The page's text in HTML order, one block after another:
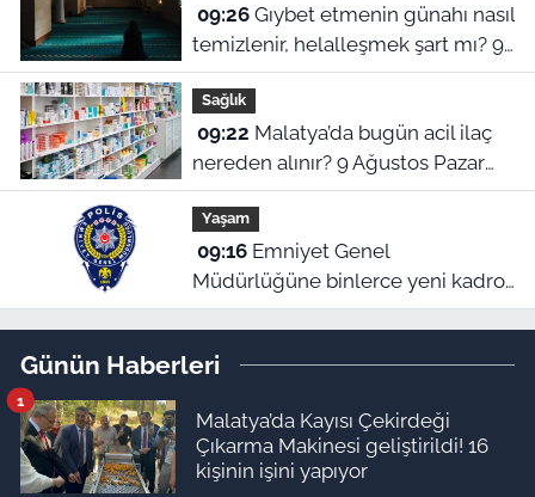
09:26Gıybet etmenin günahı nasıl
temizlenir, helalleşmek şart mı? 9
Ağustos Malatya ezan vakitleri
Sağlık
09:22
nereden alınır? 9 Ağustos Pazar
nöbetçi eczaneler
Yaşam
09:16Emniyet Genel
Müdürlüğüne binlerce yeni kadro!
Cumhurbaşkanlığı Kararı Resmi
Günün Haberleri
Malatya’da Kayısı Çekirdeği
Çıkarma Makinesi geliştirildi! 16
kişinin işini yapıyor
1